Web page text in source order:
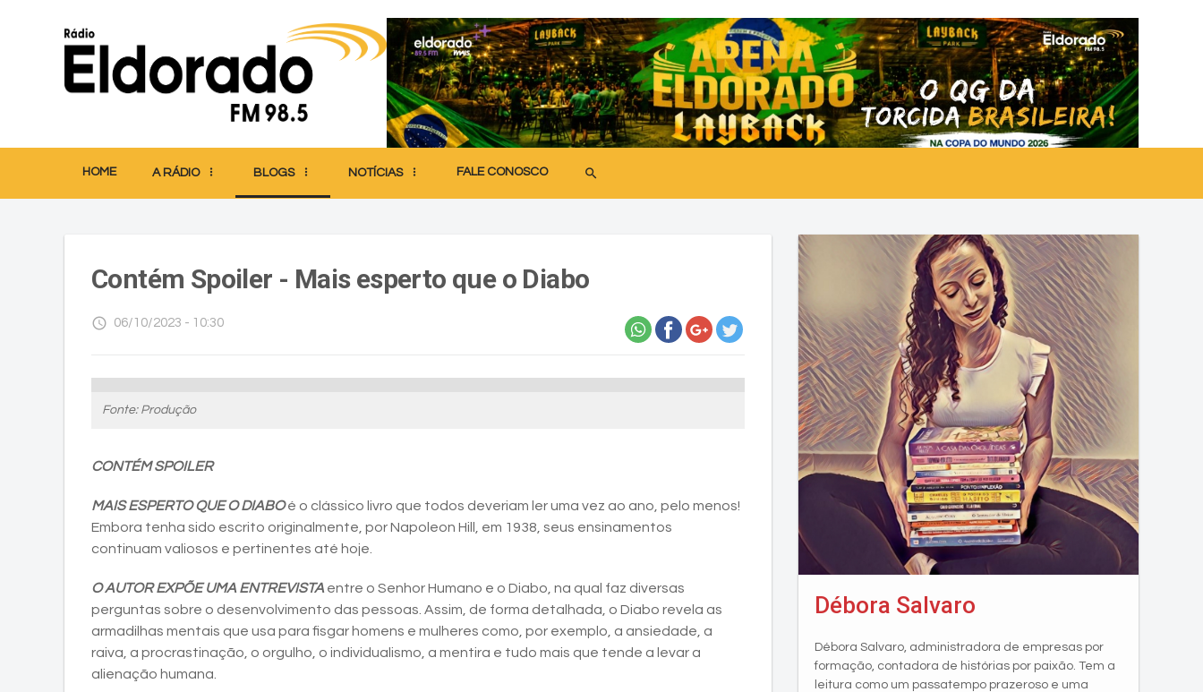
HOME A RÁDIO BLOGS NOTÍCIAS FALE CONOSCO search
Contém Spoiler - Mais esperto que o Diabo
access_time 06/10/2023 - 10:30
Fonte: Produção
CONTÉM SPOILER
MAIS ESPERTO QUE O DIABOé o clássico livro que todos deveriam ler uma vez ao ano, pelo menos!
Embora tenha sido escrito originalmente, por Napoleon Hill, em 1938, seus ensinamentos
continuam valiosos e pertinentes até hoje.
O AUTOR EXPÕE UMA ENTREVISTA entre o Senhor Humano e o Diabo, na qual faz diversas
perguntas sobre o desenvolvimento das pessoas. Assim, de forma detalhada, o Diabo revela as
armadilhas mentais que usa para fisgar homens e mulheres como, por exemplo, a ansiedade, a
raiva, a procrastinação, o orgulho, o individualismo, a mentira e tudo mais que tende a levar a
alienação humana.
Débora Salvaro
Débora Salvaro, administradora de empresas por
formação, contadora de histórias por paixão. Tem a
leitura como um passatempo prazeroso e uma